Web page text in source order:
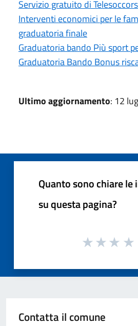
Servizio gratuito di
Interventi economici per le
graduatoria finale
Graduatoria bando Più sport
Graduatoria Bando Bonus
Ultimo aggiornamento: 12
Quanto sono chiare
su questa pagina?
Contatta il comune